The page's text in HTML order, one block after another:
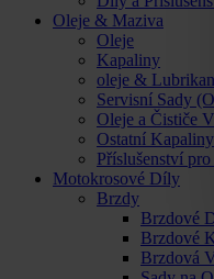
Oleje & Maziva
Oleje
Kapaliny
oleje &
Servisní Sady
Oleje a Čističe
Ostatní Kapaliny
Příslušenství
Motokrosové Díly
Brzdy
Brzdové
Brzdové
Brzdová